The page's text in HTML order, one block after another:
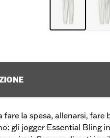
fare la spesa, allenarsi,
gli jogger Essential Bling